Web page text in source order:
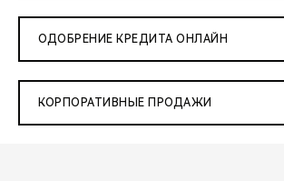
ОДОБРЕНИЕ КРЕДИТА ОНЛАЙН
КОРПОРАТИВНЫЕ ПРОДАЖИ